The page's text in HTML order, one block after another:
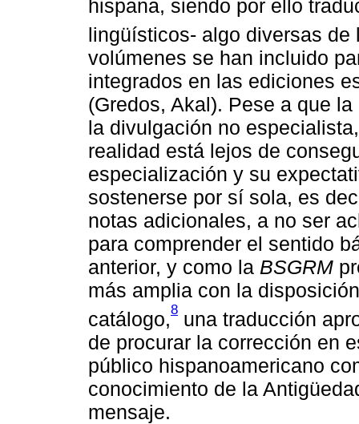
hispana, siendo por ello
lingüísticos- algo diversas de
volúmenes se han incluido
integrados en las ediciones
(Gredos, Akal). Pese a que
la divulgación no
realidad está lejos de
especialización y su
sostenerse por sí sola, es
notas adicionales, a no ser
para comprender el sentido
anterior, y como la BSGRM
más amplia con la
catálogo,8 una traducción
de procurar la corrección en
público hispanoamericano
conocimiento de la
mensaje.